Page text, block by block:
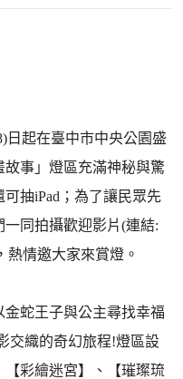
日起在臺中市中央公園盛
事」燈區充滿神秘與驚
抽iPad；為了讓民眾先
同拍攝歡迎影片(連結:
熱情邀大家來賞燈。
蛇王子與公主尋找幸福
交織的奇幻旅程!燈區設
彩繪迷宮】、【璀璨琉